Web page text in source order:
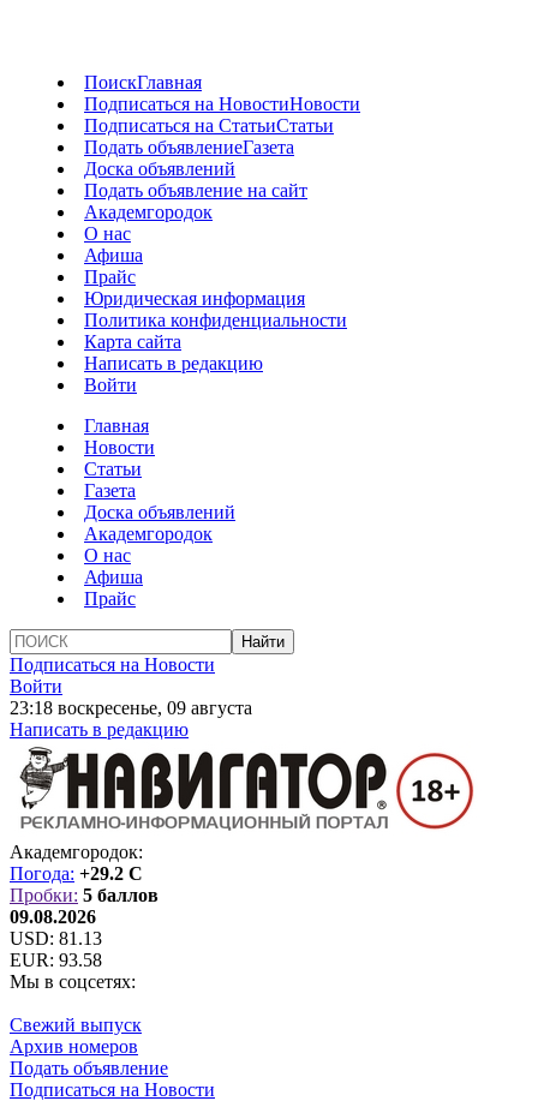
ПоискГлавная
Подписаться на НовостиНовости
Подписаться на СтатьиСтатьи
Подать объявлениеГазета
Доска объявлений
Подать объявление на сайт
Академгородок
О нас
Афиша
Прайс
Юридическая информация
Политика конфиденциальности
Карта сайта
Написать в редакцию
Войти
Главная
Новости
Статьи
Газета
Доска объявлений
Академгородок
О нас
Афиша
Прайс
Подписаться на Новости
Войти
23:18 воскресенье, 09 августа
Написать в редакцию
Академгородок:
Погода: +29.2 C
Пробки: 5 баллов
09.08.2026
USD: 81.13
EUR: 93.58
Мы в соцсетях:
Свежий выпуск
Архив номеров
Подать объявление
Подписаться на Новости